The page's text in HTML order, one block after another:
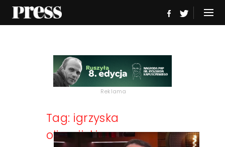
Reklama
Tag: igrzyska
olimpijskie